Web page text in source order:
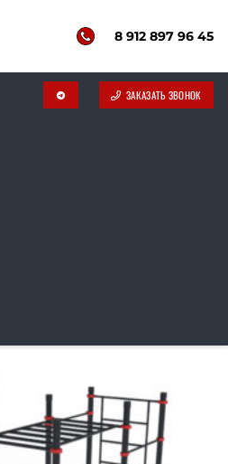
8 912 897 96 45
telegram ЗАКАЗАТЬ ЗВОНОК
товара